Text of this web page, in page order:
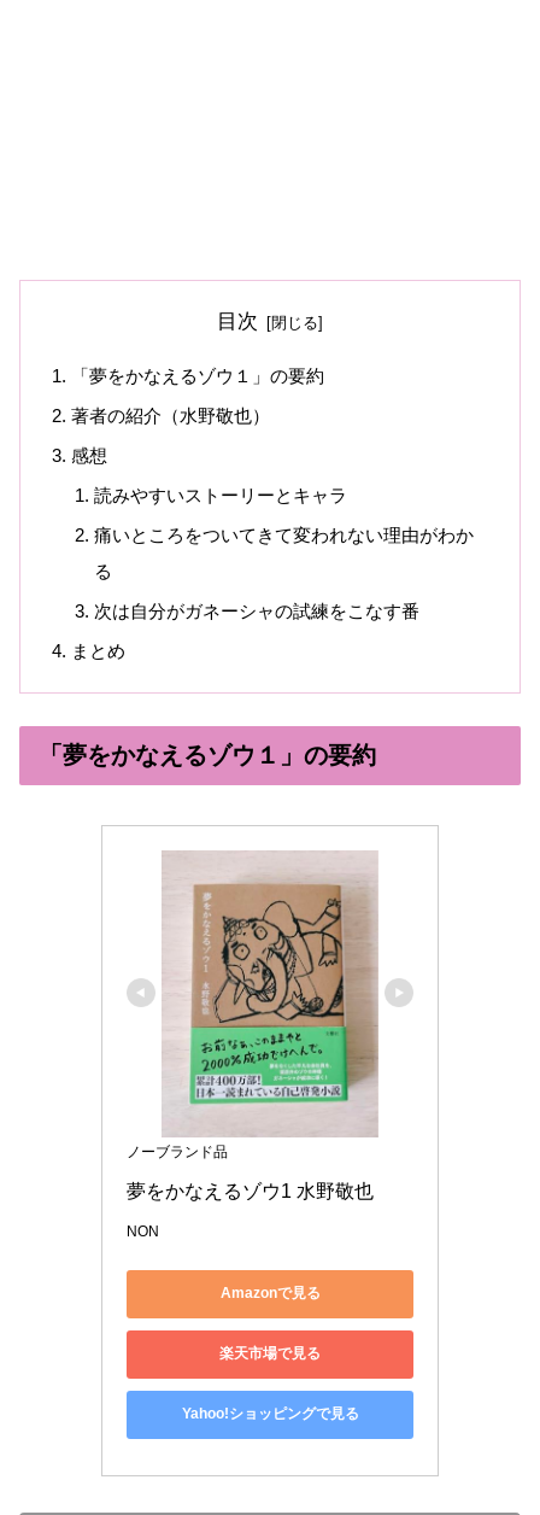
目次
「夢をかなえるゾウ１」の要約
著者の紹介（水野敬也）
感想
読みやすいストーリーとキャラ
痛いところをついてきて変われない理由がわか
る
次は自分がガネーシャの試練をこなす番
まとめ
「夢をかなえるゾウ１」の要約
ノーブランド品
夢をかなえるゾウ1 水野敬也
NON
Amazonで見る
楽天市場で見る
Yahoo!ショッピングで見る